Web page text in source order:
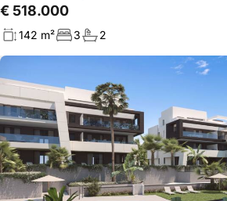
€ 518.000
142 m² 3 2